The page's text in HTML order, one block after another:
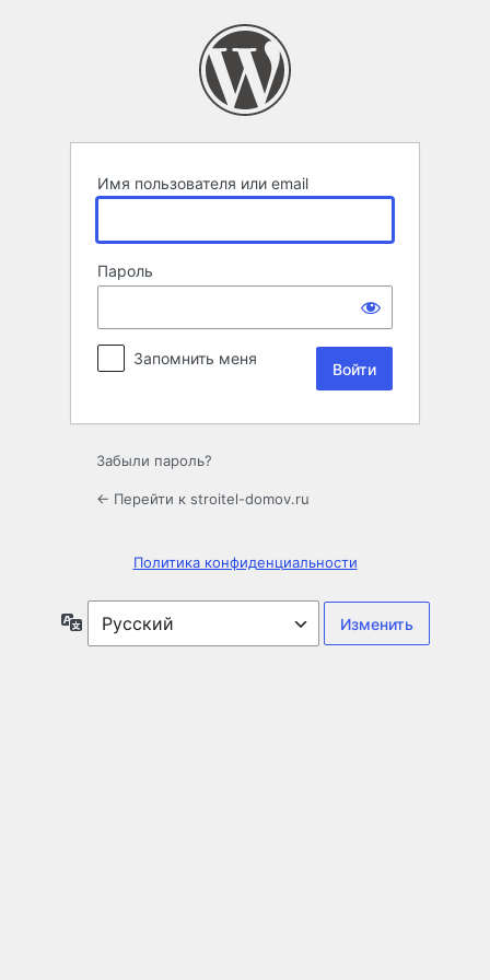
Имя пользователя или email
Пароль
Запомнить меня
Забыли пароль?
← Перейти к stroitel-domov.ru
Политика конфиденциальности
Язык